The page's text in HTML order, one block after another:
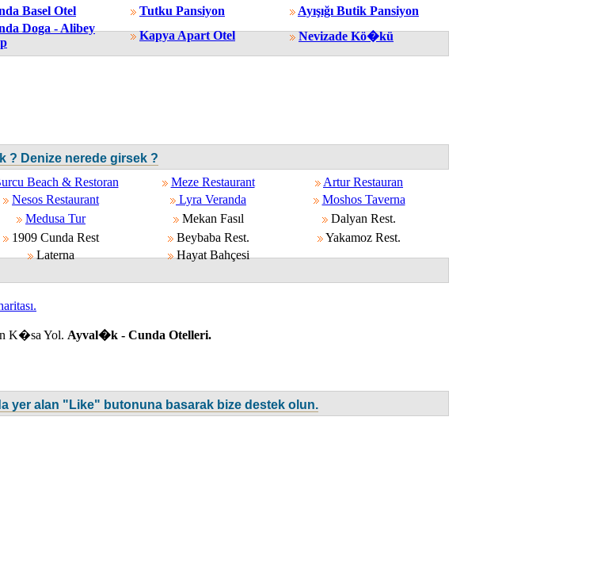
Basel Otel Tutku Pansiyon
Ayışığı Butik Pansiyon
Doga - Alibey
Kapya Apart Otel Nevizade Kö�kü
? Denize nerede girsek ?
Beach & Restoran Meze Restaurant
Artur Restauran
Nesos Restaurant Lyra Veranda
Moshos Taverna
Medusa Tur Mekan Fasıl
Dalyan Rest.
1909 Cunda Rest Beybaba Rest.
Yakamoz Rest.
Laterna
Hayat Bahçesi
K�sa Yol. Ayval�k - Cunda Otelleri.
yer alan "Like" butonuna basarak bize destek olun.